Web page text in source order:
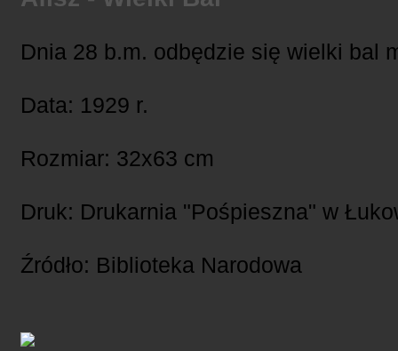
Dnia 28 b.m. odbędzie się wielki bal
Data: 1929 r.
Rozmiar: 32x63 cm
Druk: Drukarnia "Pośpieszna" w
Źródło: Biblioteka Narodowa